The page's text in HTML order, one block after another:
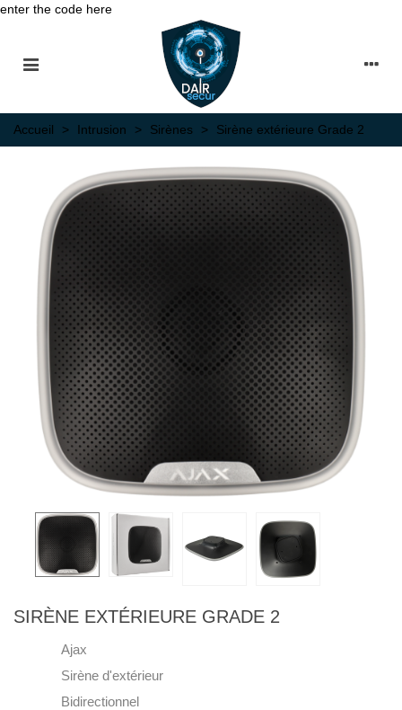
enter the code here
Accueil > Intrusion > Sirènes > Sirène extérieure Grade 2
SIRÈNE EXTÉRIEURE GRADE 2
Ajax
Sirène d'extérieur
Bidirectionnel